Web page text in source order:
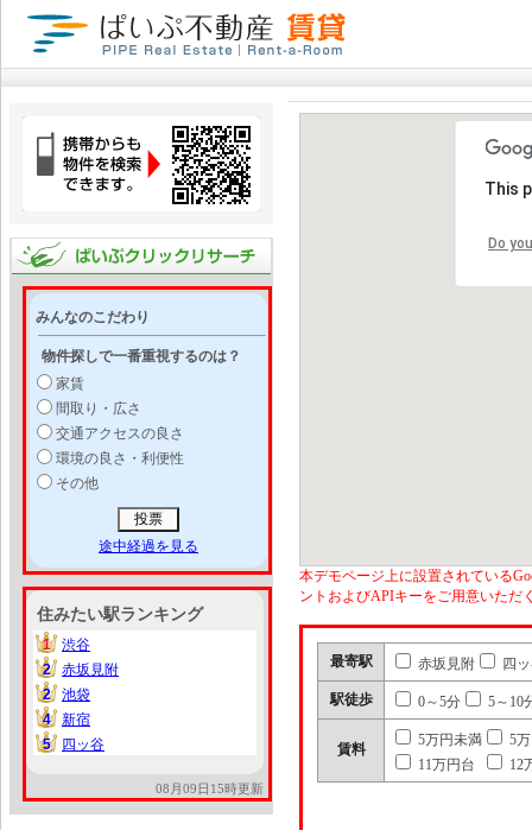
みんなのこだわり
物件探しで一番重視するのは？
家賃
間取り・広さ
交通アクセスの良さ
環境の良さ・利便性
その他
途中経過を見る
住みたい駅ランキング
1
1
渋谷
2
2
赤坂見附
2
2
池袋
4
4
新宿
5
5 四ッ谷
08月09日15時更新
This
Do
本デモページ上に設置されている
ントおよびAPIキーをご用意いただ
最寄駅 赤坂見附 四
駅徒歩 0～5分 5～10
賃料
5万円未満
5
11万円台
12